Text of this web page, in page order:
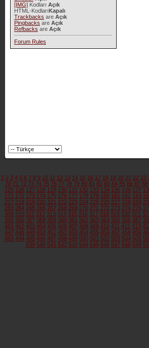
[IMG]Kodları Açık
HTML-KodlarıKapalı
Trackbacks are Açık
Pingbacks are Açık
Refbacks are Açık
Forum Rules
1 2 3 4 5 6 7 8 9 10 11 12 13 14 15 16 17 18 19 20 21 22 23
70 71 72 73 74 75 76 77 78 79 80 81 82 83 84 85 86 87 88
125 126 127 128 129 130 131 132 133 134 135 136 137
171 172 173 174 175 176 177 178 179 180 181 182 183
217 218 219 220 221 222 223 224 225 226 227 228 229
263 264 265 266 267 268 269 270 271 272 273 274 275
309 310 311 312 313 314 315 316 317 318 319 320 321
355 356 357 358 359 360 361 362 363 364 365 366 367
401 402 403 404 405 406 407 408 409 410 411 412 413
447 448 449 450 451 452 453 454 455 456 457 458 459
493 494 495 496 497 498 499 500 501 502 503 504 505
539 540 541 542 543 544 545 546 547 548 549